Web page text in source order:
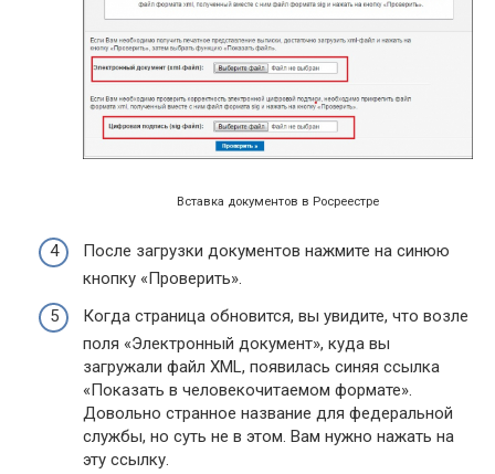
Вставка документов в Росреестре
После загрузки документов нажмите на синюю
кнопку «Проверить».
Когда страница обновится, вы увидите, что возле
поля «Электронный документ», куда вы
загружали файл XML, появилась синяя ссылка
«Показать в человекочитаемом формате».
Довольно странное название для федеральной
службы, но суть не в этом. Вам нужно нажать на
эту ссылку.